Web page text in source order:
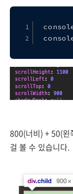
800(너비) + 50(왼
걸 볼 수 있습니다.